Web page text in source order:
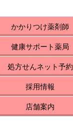
かかりつけ薬剤師
健康サポート薬局
処方せんネット予約
採用情報
店舗案内